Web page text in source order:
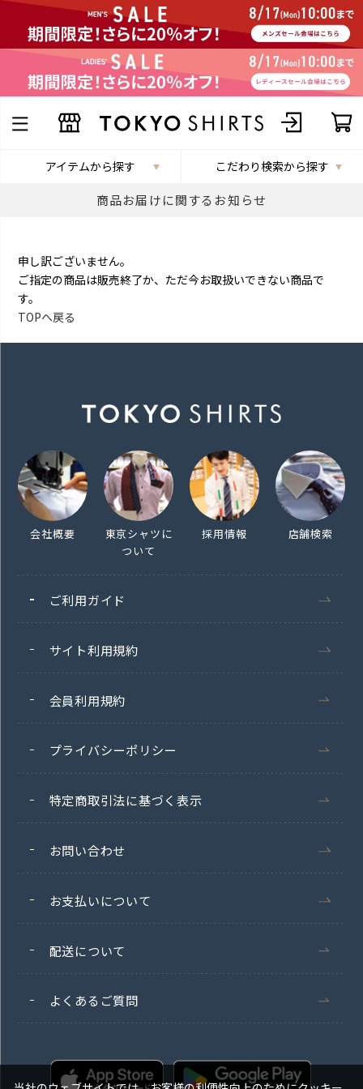
アイテムから探す こだわり検索から探す
商品お届けに関するお知らせ
申し訳ございません。
ご指定の商品は販売終了か、ただ今お取扱いできない商品で
す。
TOPへ戻る
会社概要
東京シャツに
ついて
採用情報 店舗検索
ご利用ガイド
サイト利用規約
会員利用規約
プライバシーポリシー
特定商取引法に基づく表示
お問い合わせ
お支払いについて
配送について
よくあるご質問